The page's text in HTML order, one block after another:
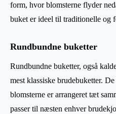
form, hvor blomsterne flyder
buket er ideel til traditionelle og
Rundbundne buketter
Rundbundne buketter, også
mest klassiske brudebuketter.
blomsterne er arrangeret tæt
passer til næsten enhver